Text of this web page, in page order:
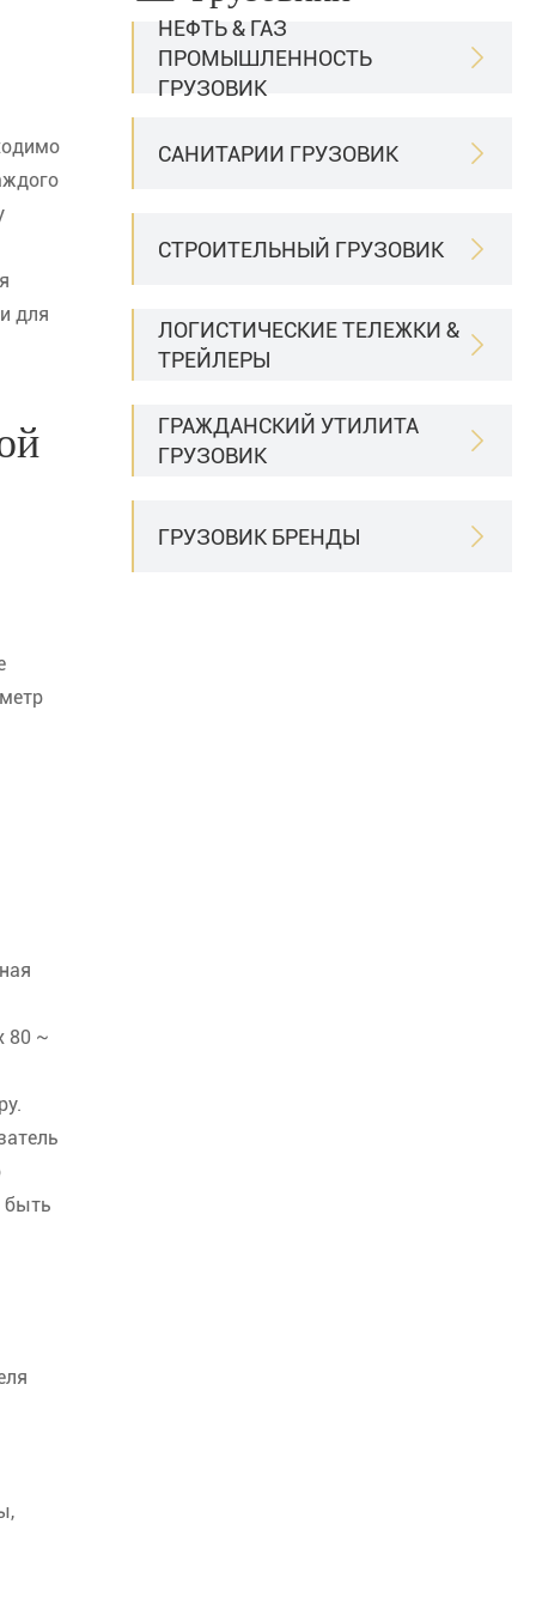
для
80 ~
быть
НЕФТЬ & ГАЗ
ПРОМЫШЛЕННОСТЬ
ГРУЗОВИК

САНИТАРИИ ГРУЗОВИК 
СТРОИТЕЛЬНЫЙ ГРУЗОВИК 
ЛОГИСТИЧЕСКИЕ ТЕЛЕЖКИ &
ТРЕЙЛЕРЫ

ГРАЖДАНСКИЙ УТИЛИТА
ГРУЗОВИК

ГРУЗОВИК БРЕНДЫ 